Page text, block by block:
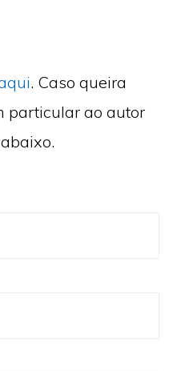
. Caso queira
particular ao autor